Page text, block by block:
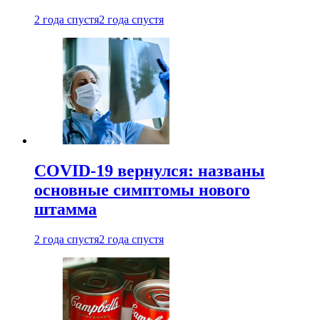
2 года спустя2 года спустя
COVID-19 вернулся: названы
основные симптомы нового
штамма
2 года спустя2 года спустя